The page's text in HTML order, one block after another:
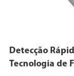
Detecção
Tecnologia de